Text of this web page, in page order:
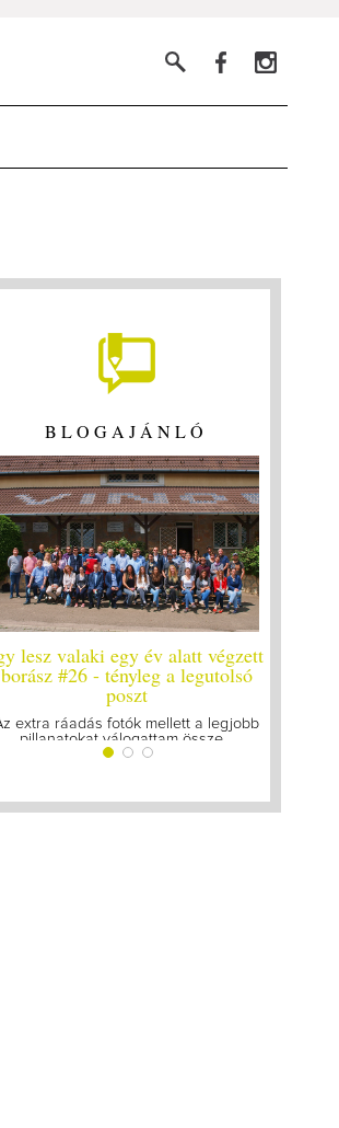
BLOGAJÁNLÓ
Így lesz valaki egy év alatt végzett
borász #25
Megírtuk a modulzáró vizsgákat, már
lázasan készülünk az utolsó...